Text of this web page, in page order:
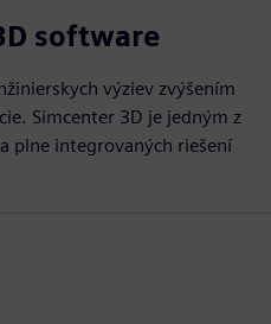
software
výziev zvýšením
Simcenter 3D je jedným z
plne integrovaných riešení